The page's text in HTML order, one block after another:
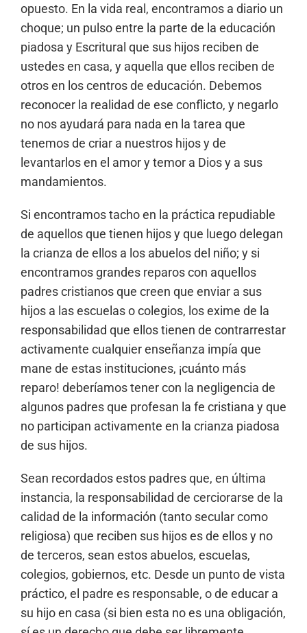
opuesto. En la vida real, encontramos a diario un
choque; un pulso entre la parte de la educación
piadosa y Escritural que sus hijos reciben de
ustedes en casa, y aquella que ellos reciben de
otros en los centros de educación. Debemos
reconocer la realidad de ese conflicto, y negarlo
no nos ayudará para nada en la tarea que
tenemos de criar a nuestros hijos y de
levantarlos en el amor y temor a Dios y a sus
mandamientos.
Si encontramos tacho en la práctica repudiable
de aquellos que tienen hijos y que luego delegan
la crianza de ellos a los abuelos del niño; y si
encontramos grandes reparos con aquellos
padres cristianos que creen que enviar a sus
hijos a las escuelas o colegios, los exime de la
responsabilidad que ellos tienen de contrarrestar
activamente cualquier enseñanza impía que
mane de estas instituciones, ¡cuánto más
reparo! deberíamos tener con la negligencia de
algunos padres que profesan la fe cristiana y que
no participan activamente en la crianza piadosa
de sus hijos.
Sean recordados estos padres que, en última
instancia, la responsabilidad de cerciorarse de la
calidad de la información (tanto secular como
religiosa) que reciben sus hijos es de ellos y no
de terceros, sean estos abuelos, escuelas,
colegios, gobiernos, etc. Desde un punto de vista
práctico, el padre es responsable, o de educar a
su hijo en casa (si bien esta no es una obligación,